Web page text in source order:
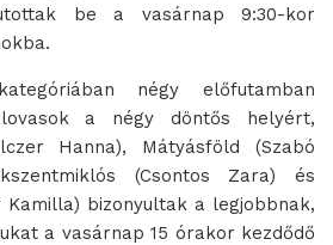
be a vasárnap 9:30-kor
négy előfutamban
a négy döntős helyért,
Hanna), Mátyásföld (Szabó
(Csontos Zara) és
Kamilla) bizonyultak a legjobbnak,
a vasárnap 15 órakor kezdődő